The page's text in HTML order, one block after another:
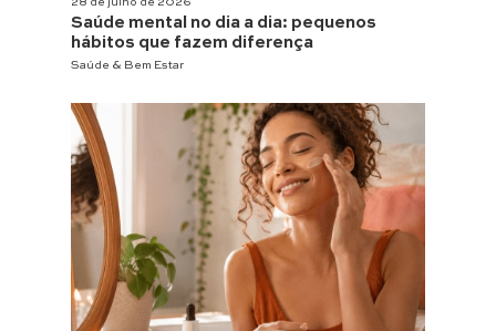
Saúde mental no dia a dia: pequenos
hábitos que fazem diferença
Saúde & Bem Estar